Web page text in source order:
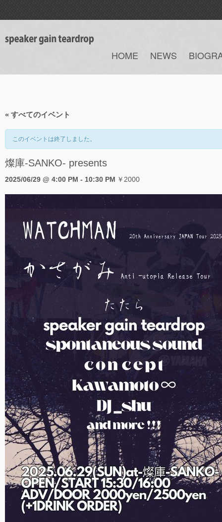
HOME NEWS
« すべてのイベント
このイベントは終了しました。
燦庫-SANKO- presents
2025/06/29 @ 4:00 PM - 10:30 PM ￥2000